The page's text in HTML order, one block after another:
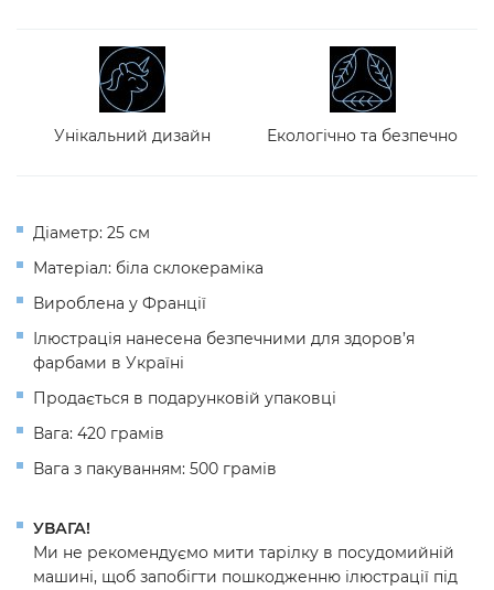
Унікальний дизайн Екологічно та безпечно
Діаметр: 25 см
Матеріал: біла склокераміка
Вироблена у Франції
Ілюстрація нанесена безпечними для здоров’я
фарбами в Україні
Продається в подарунковій упаковці
Вага: 420 грамів
Вага з пакуванням: 500 грамів
УВАГА!
Ми не рекомендуємо мити тарілку в посудомийній
машині, щоб запобігти пошкодженню ілюстрації під